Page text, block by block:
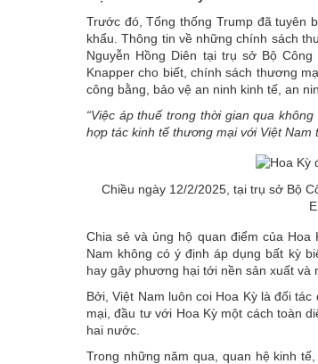
Trước đó, Tổng thống Trump đã tuyên
khẩu. Thông tin về những chính sách
Nguyễn Hồng Diên tại trụ sở Bộ
Knapper cho biết, chính sách thương
công bằng, bảo vệ an ninh kinh tế, an
“Việc áp thuế trong thời gian qua
hợp tác kinh tế thương mại với Việt
Chiều ngày 12/2/2025, tại trụ sở Bộ
Chia sẻ và ủng hộ quan điểm của
Nam không có ý định áp dụng bất kỳ
hay gây phương hại tới nền sản xuất và
Bởi, Việt Nam luôn coi Hoa Kỳ là đối
mại, đầu tư với Hoa Kỳ một cách toàn
hai nước.
Trong những năm qua, quan hệ kinh